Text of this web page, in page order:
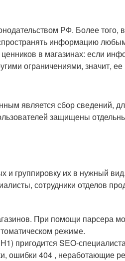
РФ. Более того,
информацию
в магазинах: если
ограничениями, значит,
является сбор сведений,
защищены
группировку их в нужный
сотрудники отделов
При помощи парсера
режиме.
пригодится SEO-
ошибки 404 , неработающие